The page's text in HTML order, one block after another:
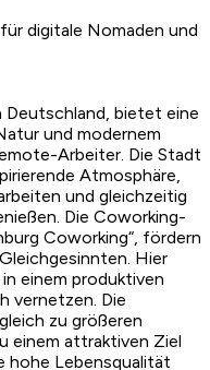
digitale Nomaden und
Deutschland, bietet eine
und modernem
Arbeiter. Die Stadt
Atmosphäre,
und gleichzeitig
Die Coworking-
Coworking“, fördern
Hier
einem produktiven
vernetzen. Die
zu größeren
einem attraktiven Ziel
hohe Lebensqualität